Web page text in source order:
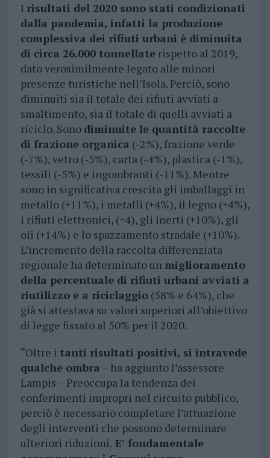
I risultati del 2020 sono stati condizionati
dalla pandemia, infatti la produzione
complessiva dei rifiuti urbani è diminuita
di circa 26.000 tonnellaterispetto al 2019,
dato verosimilmente legato alle minori
presenze turistiche nell’Isola. Perciò, sono
diminuiti sia il totale dei rifiuti avviati a
smaltimento, sia il totale di quelli avviati a
riciclo. Sono diminuite le quantità raccolte
di frazione organica (-2%), frazione verde
(-7%), vetro (-5%), carta (-4%), plastica (-1%),
tessili (-5%) e ingombranti (-11%). Mentre
sono in significativa crescita gli imballaggi in
metallo (+11%), i metalli (+4%), il legno (+4%),
i rifiuti elettronici, (+4), gli inerti (+10%), gli
oli (+14%) e lo spazzamento stradale (+10%).
L’incremento della raccolta differenziata
regionale ha determinato un miglioramento
della percentuale di rifiuti urbani avviati a
riutilizzo e a riciclaggio(58% e 64%), che
già si attestava su valori superiori all’obiettivo
di legge fissato al 50% per il 2020.
“Oltre i tanti risultati positivi, si intravede
qualche ombra – ha aggiunto l’assessore
Lampis – Preoccupa la tendenza dei
conferimenti impropri nel circuito pubblico,
perciò è necessario completare l’attuazione
degli interventi che possono determinare
ulteriori riduzioni. E’ fondamentale